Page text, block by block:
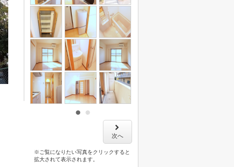
次へ
※ご覧になりたい写真をクリックすると
拡大されて表示されます。